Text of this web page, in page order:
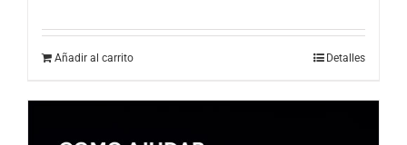
Añadir al carrito Detalles